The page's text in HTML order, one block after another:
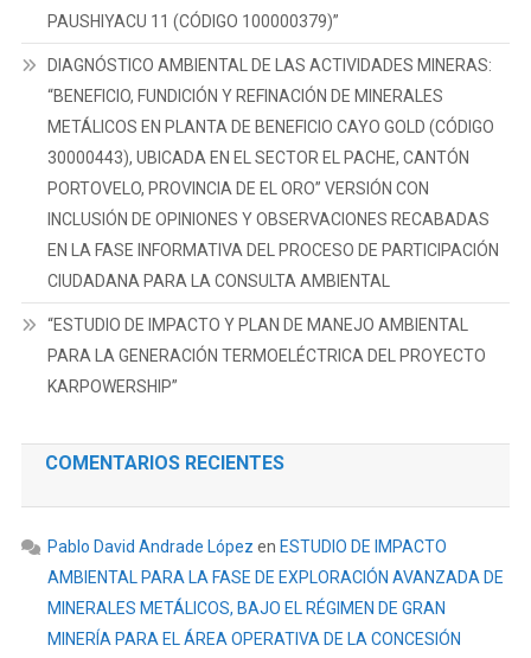
PAUSHIYACU 11 (CÓDIGO 100000379)”
DIAGNÓSTICO AMBIENTAL DE LAS ACTIVIDADES MINERAS:
“BENEFICIO, FUNDICIÓN Y REFINACIÓN DE MINERALES
METÁLICOS EN PLANTA DE BENEFICIO CAYO GOLD (CÓDIGO
30000443), UBICADA EN EL SECTOR EL PACHE, CANTÓN
PORTOVELO, PROVINCIA DE EL ORO” VERSIÓN CON
INCLUSIÓN DE OPINIONES Y OBSERVACIONES RECABADAS
EN LA FASE INFORMATIVA DEL PROCESO DE PARTICIPACIÓN
CIUDADANA PARA LA CONSULTA AMBIENTAL
“ESTUDIO DE IMPACTO Y PLAN DE MANEJO AMBIENTAL
PARA LA GENERACIÓN TERMOELÉCTRICA DEL PROYECTO
KARPOWERSHIP”
COMENTARIOS RECIENTES
Pablo David Andrade López en ESTUDIO DE IMPACTO
AMBIENTAL PARA LA FASE DE EXPLORACIÓN AVANZADA DE
MINERALES METÁLICOS, BAJO EL RÉGIMEN DE GRAN
MINERÍA PARA EL ÁREA OPERATIVA DE LA CONCESIÓN